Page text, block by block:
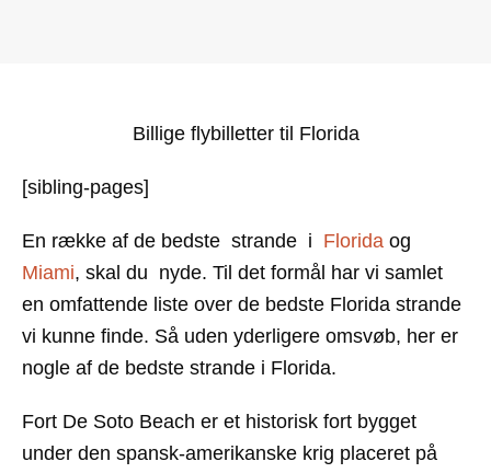
Billige flybilletter til Florida
[sibling-pages]
En række af de bedste strande i Florida og
Miami, skal du nyde. Til det formål har vi samlet
en omfattende liste over de bedste Florida strande
vi kunne finde. Så uden yderligere omsvøb, her er
nogle af de bedste strande i Florida.
Fort De Soto Beach er et historisk fort bygget
under den spansk-amerikanske krig placeret på